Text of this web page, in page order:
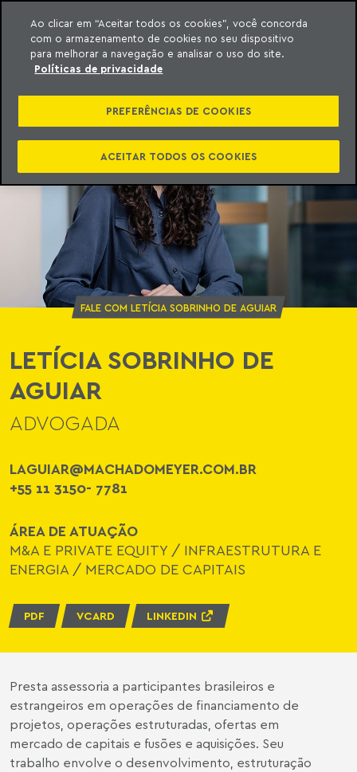
o conteúdo
Meyer
FALE COM LETÍCIA SOBRINHO DE AGUIAR
LETÍCIA SOBRINHO DE
AGUIAR
ADVOGADA
LAGUIAR@MACHADOMEYER.COM.BR
+55 11 3150- 7781
ÁREA DE ATUAÇÃO
M&A E PRIVATE EQUITY / INFRAESTRUTURA E
ENERGIA / MERCADO DE CAPITAIS
PDF VCARD LINKEDIN
Presta assessoria a participantes brasileiros e
estrangeiros em operações de financiamento de
projetos, operações estruturadas, ofertas em
mercado de capitais e fusões e aquisições. Seu
trabalho envolve o desenvolvimento, estruturação
Ao clicar em “Aceitar todos os cookies”, você concorda
com o armazenamento de cookies no seu dispositivo
para melhorar a navegação e analisar o uso do site.
Políticas de privacidade
PREFERÊNCIAS DE COOKIES
ACEITAR TODOS OS COOKIES